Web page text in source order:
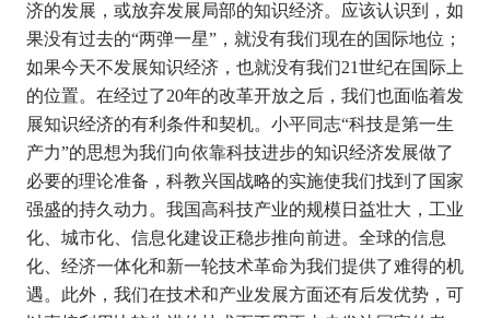
济的发展，或放弃发展局部的知识经济。应该认识到，如
果没有过去的“两弹一星”，就没有我们现在的国际地位；
如果今天不发展知识经济，也就没有我们21世纪在国际上
的位置。在经过了20年的改革开放之后，我们也面临着发
展知识经济的有利条件和契机。小平同志“科技是第一生
产力”的思想为我们向依靠科技进步的知识经济发展做了
必要的理论准备，科教兴国战略的实施使我们找到了国家
强盛的持久动力。我国高科技产业的规模日益壮大，工业
化、城市化、信息化建设正稳步推向前进。全球的信息
化、经济一体化和新一轮技术革命为我们提供了难得的机
遇。此外，我们在技术和产业发展方面还有后发优势，可